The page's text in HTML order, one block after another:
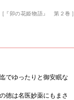
[ 『卯の花姫物語』 第２巻]
でゆったりと御安眠な
徳は名医妙薬にもまさ